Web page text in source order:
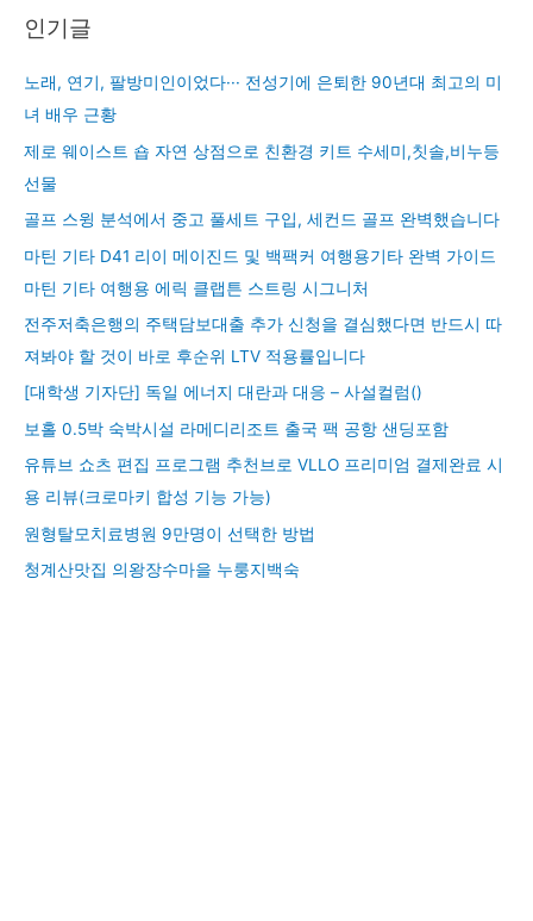
인기글
노래, 연기, 팔방미인이었다··· 전성기에 은퇴한 90년대 최고의 미
녀 배우 근황
제로 웨이스트 숍 자연 상점으로 친환경 키트 수세미,칫솔,비누등
선물
골프 스윙 분석에서 중고 풀세트 구입, 세컨드 골프 완벽했습니다
마틴 기타 D41 리이 메이진드 및 백팩커 여행용기타 완벽 가이드
마틴 기타 여행용 에릭 클랩튼 스트링 시그니처
전주저축은행의 주택담보대출 추가 신청을 결심했다면 반드시 따
져봐야 할 것이 바로 후순위 LTV 적용률입니다
[대학생 기자단] 독일 에너지 대란과 대응 – 사설컬럼()
보홀 0.5박 숙박시설 라메디리조트 출국 팩 공항 샌딩포함
유튜브 쇼츠 편집 프로그램 추천브로 VLLO 프리미엄 결제완료 시
용 리뷰(크로마키 합성 기능 가능)
원형탈모치료병원 9만명이 선택한 방법
청계산맛집 의왕장수마을 누룽지백숙